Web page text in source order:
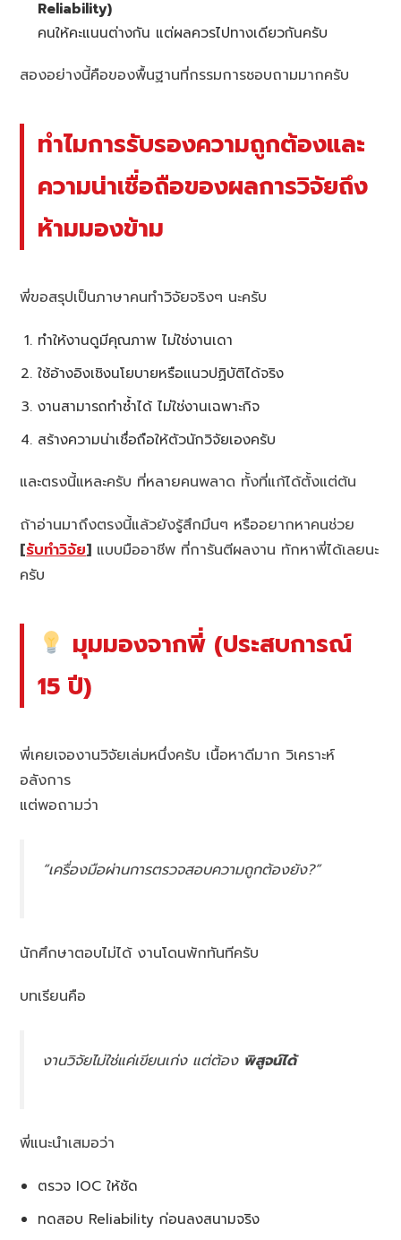
Reliability)
คนให้คะแนนต่างกัน แต่ผลควรไปทางเดียวกันครับ
สองอย่างนี้คือของพื้นฐานที่กรรมการชอบถามมากครับ
ทำไมการรับรองความถูกต้องและ
ความน่าเชื่อถือของผลการวิจัยถึง
ห้ามมองข้าม
พี่ขอสรุปเป็นภาษาคนทำวิจัยจริงๆ นะครับ
ทำให้งานดูมีคุณภาพ ไม่ใช่งานเดา
ใช้อ้างอิงเชิงนโยบายหรือแนวปฏิบัติได้จริง
งานสามารถทำซ้ำได้ ไม่ใช่งานเฉพาะกิจ
สร้างความน่าเชื่อถือให้ตัวนักวิจัยเองครับ
และตรงนี้แหละครับ ที่หลายคนพลาด ทั้งที่แก้ได้ตั้งแต่ต้น
ถ้าอ่านมาถึงตรงนี้แล้วยังรู้สึกมึนๆ หรืออยากหาคนช่วย
[รับทำวิจัย] แบบมืออาชีพ ที่การันตีผลงาน ทักหาพี่ได้เลยนะ
ครับ
มุมมองจากพี่ (ประสบการณ์
15 ปี)
พี่เคยเจองานวิจัยเล่มหนึ่งครับ เนื้อหาดีมาก วิเคราะห์
อลังการ
แต่พอถามว่า
“เครื่องมือผ่านการตรวจสอบความถูกต้องยัง?”
นักศึกษาตอบไม่ได้ งานโดนพักทันทีครับ
บทเรียนคือ
งานวิจัยไม่ใช่แค่เขียนเก่ง แต่ต้อง พิสูจน์ได้
พี่แนะนำเสมอว่า
ตรวจ IOC ให้ชัด
ทดสอบ Reliability ก่อนลงสนามจริง